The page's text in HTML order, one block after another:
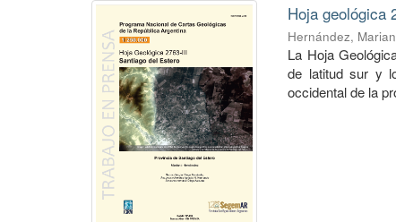
Hoja geológica
Hernández,
La Hoja
de latitud sur y
occidental de la